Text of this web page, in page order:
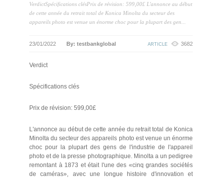
VerdictSpécifications clésPrix de révision: 599,00£ L'annonce au début
de cette année du retrait total de Konica Minolta du secteur des
appareils photo est venue un énorme choc pour la plupart des gen...
23/01/2022 By: testbankglobal ARTICLE 3682
Verdict
Spécifications clés
Prix de révision: 599,00£
L'annonce au début de cette année du retrait total de Konica
Minolta du secteur des appareils photo est venue un énorme
choc pour la plupart des gens de l'industrie de l'appareil
photo et de la presse photographique. Minolta a un pedigree
remontant à 1873 et était l'une des «cinq grandes sociétés
de caméras», avec une longue histoire d'innovation et